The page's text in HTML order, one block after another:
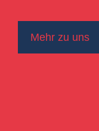
Mehr zu uns